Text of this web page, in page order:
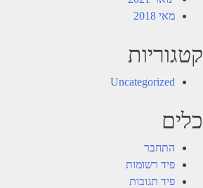
מאי 2018
קטגוריות
Uncategorized
כלים
התחבר
פיד רשומות
פיד תגובות